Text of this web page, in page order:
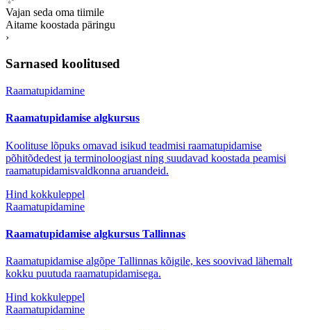
Vajan seda oma tiimile
Aitame koostada päringu
›
Sarnased koolitused
Raamatupidamine
Raamatupidamise algkursus
Koolituse lõpuks omavad isikud teadmisi raamatupidamise
põhitõdedest ja terminoloogiast ning suudavad koostada peamisi
raamatupidamisvaldkonna aruandeid.
Hind kokkuleppel
Raamatupidamine
Raamatupidamise algkursus Tallinnas
Raamatupidamise algõpe Tallinnas kõigile, kes soovivad lähemalt
kokku puutuda raamatupidamisega.
Hind kokkuleppel
Raamatupidamine